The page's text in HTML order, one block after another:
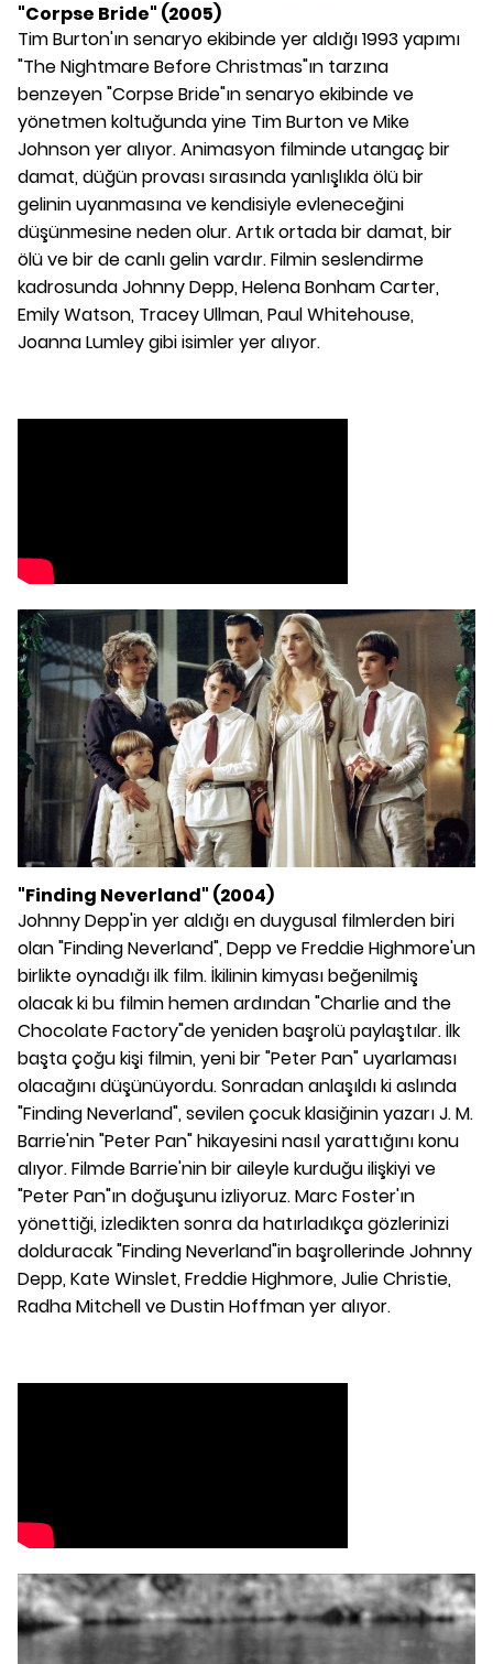
"Corpse Bride" (2005)
Tim Burton'ın senaryo ekibinde yer aldığı 1993 yapımı
"The Nightmare Before Christmas"ın tarzına
benzeyen "Corpse Bride"ın senaryo ekibinde ve
yönetmen koltuğunda yine Tim Burton ve Mike
Johnson yer alıyor. Animasyon filminde utangaç bir
damat, düğün provası sırasında yanlışlıkla ölü bir
gelinin uyanmasına ve kendisiyle evleneceğini
düşünmesine neden olur. Artık ortada bir damat, bir
ölü ve bir de canlı gelin vardır. Filmin seslendirme
kadrosunda Johnny Depp, Helena Bonham Carter,
Emily Watson, Tracey Ullman, Paul Whitehouse,
Joanna Lumley gibi isimler yer alıyor.
"Finding Neverland" (2004)
Johnny Depp'in yer aldığı en duygusal filmlerden biri
olan "Finding Neverland", Depp ve Freddie Highmore'un
birlikte oynadığı ilk film. İkilinin kimyası beğenilmiş
olacak ki bu filmin hemen ardından "Charlie and the
Chocolate Factory"de yeniden başrolü paylaştılar. İlk
başta çoğu kişi filmin, yeni bir "Peter Pan" uyarlaması
olacağını düşünüyordu. Sonradan anlaşıldı ki aslında
"Finding Neverland", sevilen çocuk klasiğinin yazarı J. M.
Barrie'nin "Peter Pan" hikayesini nasıl yarattığını konu
alıyor. Filmde Barrie'nin bir aileyle kurduğu ilişkiyi ve
"Peter Pan"ın doğuşunu izliyoruz. Marc Foster'ın
yönettiği, izledikten sonra da hatırladıkça gözlerinizi
dolduracak "Finding Neverland"in başrollerinde Johnny
Depp, Kate Winslet, Freddie Highmore, Julie Christie,
Radha Mitchell ve Dustin Hoffman yer alıyor.